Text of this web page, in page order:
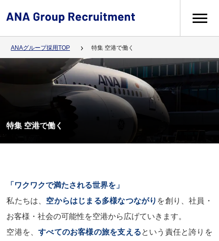
ANAグループ採用TOP 特集 空港で働く
特集 空港で働く
「ワクワクで満たされる世界を」
私たちは、 空からはじまる多様なつながり を創り、社員・
お客様・社会の可能性を空港から広げていきます。
空港を、すべてのお客様の旅を支えるという責任と誇りを